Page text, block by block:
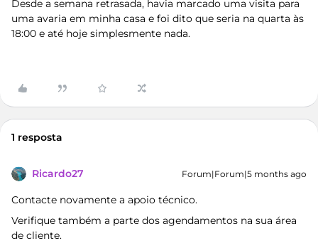
Desde a semana retrasada, havia marcado uma visita para
uma avaria em minha casa e foi dito que seria na quarta às
18:00 e até hoje simplesmente nada.
1 resposta
Ricardo27 Forum|Forum|5 months ago
Contacte novamente a apoio técnico.
Verifique também a parte dos agendamentos na sua área
de cliente.